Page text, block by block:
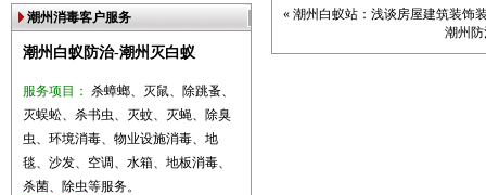
潮州消毒客户服务
潮州白蚁防治-潮州灭白蚁
服务项目： 杀蟑螂、灭鼠、除跳蚤、
灭蜈蚣、杀书虫、灭蚊、灭蝇、除臭
虫、环境消毒、物业设施消毒、地
毯、沙发、空调、水箱、地板消毒、
杀菌、除虫等服务。
« 潮州白蚁站：浅谈房屋建筑装饰
潮州